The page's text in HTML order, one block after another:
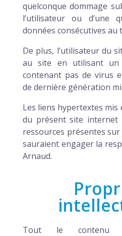
quelconque dommage
l’utilisateur ou d’une
données consécutives au
De plus, l’utilisateur du
au site en utilisant un
contenant pas de virus
de dernière génération
Les liens hypertextes mis
du présent site internet
ressources présentes
sauraient engager la
Arnaud.
Tout le contenu